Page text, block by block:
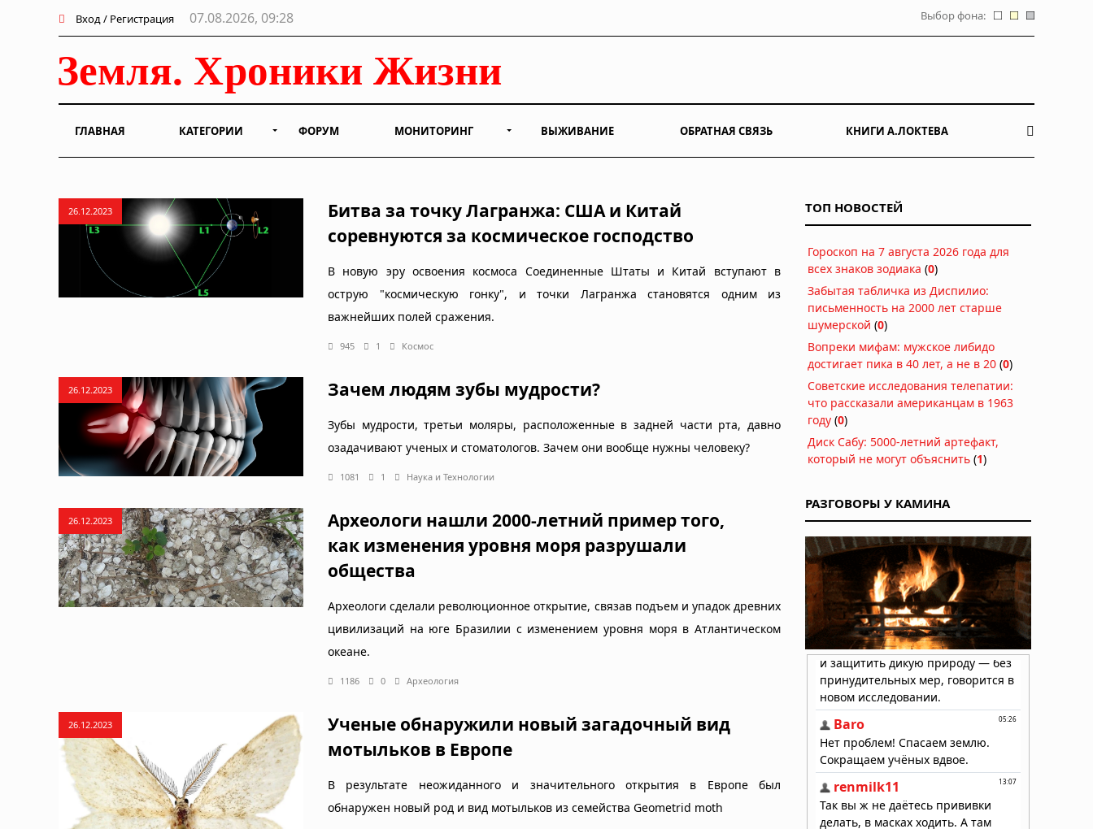
Вход / Регистрация 07.08.2026, 09:28 Выбор фона:
ГЛАВНАЯ КАТЕГОРИИ ФОРУМ МОНИТОРИНГ ВЫЖИВАНИЕ ОБРАТНАЯ СВЯЗЬ КНИГИ А.ЛОКТЕВА
26.12.2023
Битва за точку Лагранжа: США и Китай
соревнуются за космическое господство
В новую эру освоения космоса Соединенные Штаты и Китай вступают в
острую "космическую гонку", и точки Лагранжа становятся одним из
важнейших полей сражения.
945 1 Космос
26.12.2023 Зачем людям зубы мудрости?
Зубы мудрости, третьи моляры, расположенные в задней части рта, давно
озадачивают ученых и стоматологов. Зачем они вообще нужны человеку?
1081 1 Наука и Технологии
26.12.2023
Археологи нашли 2000-летний пример того,
как изменения уровня моря разрушали
общества
Археологи сделали революционное открытие, связав подъем и упадок древних
цивилизаций на юге Бразилии с изменением уровня моря в Атлантическом
океане.
1186 0 Археология
26.12.2023
Ученые обнаружили новый загадочный вид
мотыльков в Европе
В результате неожиданного и значительного открытия в Европе был
обнаружен новый род и вид мотыльков из семейства Geometrid moth
ТОП НОВОСТЕЙ
Гороскоп на 7 августа 2026 года для
всех знаков зодиака (0)
Забытая табличка из Диспилио:
письменность на 2000 лет старше
шумерской (0)
Вопреки мифам: мужское либидо
достигает пика в 40 лет, а не в 20 (0)
Советские исследования телепатии:
что рассказали американцам в 1963
году (0)
Диск Сабу: 5000-летний артефакт,
который не могут объяснить (1)
РАЗГОВОРЫ У КАМИНА